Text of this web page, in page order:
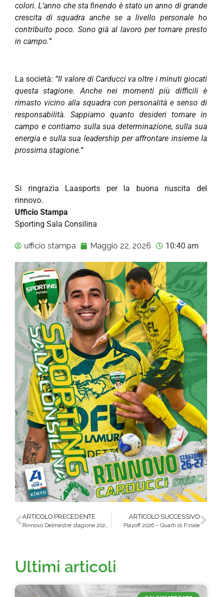
colori. L’anno che sta finendo è stato un anno di grande
crescita di squadra anche se a livello personale ho
contribuito poco. Sono già al lavoro per tornare presto
in campo.”
La società: “Il valore di Carducci va oltre i minuti giocati
questa stagione. Anche nei momenti più difficili è
rimasto vicino alla squadra con personalità e senso di
responsabilità. Sappiamo quanto desideri tornare in
campo e contiamo sulla sua determinazione, sulla sua
energia e sulla sua leadership per affrontare insieme la
prossima stagione.”
Si ringrazia Laasports per la buona riuscita del
rinnovo.
Ufficio Stampa
Sporting Sala Consilina
ufficio stampa Maggio 22, 2026 10:40 am
ARTICOLO PRECEDENTE
Rinnovo Delmestre stagione 2026-27
ARTICOLO SUCCESSIVO
Playoff 2026 – Quarti di Finale
Ultimi articoli